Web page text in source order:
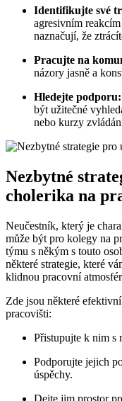
Identifikujte své
agresivním
naznačují, že
Pracujte na
názory jasně a
Hledejte podporu:
být užitečné
nebo kurzy
Nezbytné
cholerika na
Neučestník, který je
může být pro kolegy na
týmu s někým s touto
některé strategie, které
klidnou pracovní
Zde jsou některé
pracovišti:
Přistupujte k nim s
Podporujte jejich
úspěchy.